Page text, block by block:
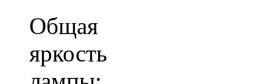
Общая
яркость